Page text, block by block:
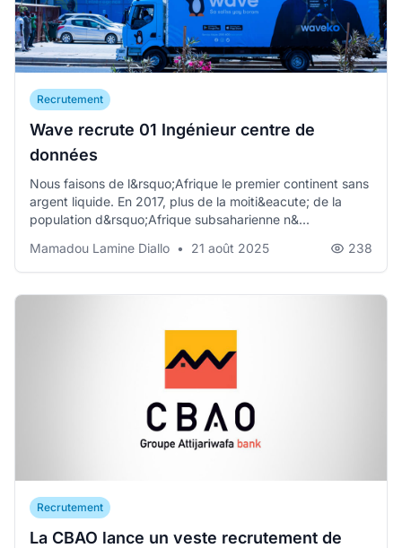
Recrutement
Wave recrute 01 Ingénieur centre de
données
Nous faisons de l&rsquo;Afrique le premier continent sans
argent liquide. En 2017, plus de la moiti&eacute; de la
population d&rsquo;Afrique subsaharienne n&...
Mamadou Lamine Diallo • 21 août 2025 238
Recrutement
La CBAO lance un veste recrutement de